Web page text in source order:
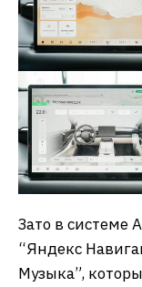
Зато в системе
“Яндекс
Музыка”,